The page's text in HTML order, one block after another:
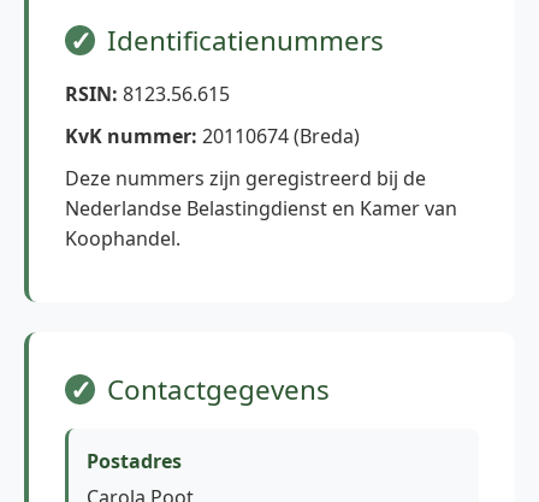
Identificatienummers
RSIN: 8123.56.615
KvK nummer: 20110674 (Breda)
Deze nummers zijn geregistreerd bij de
Nederlandse Belastingdienst en Kamer van
Koophandel.
Contactgegevens
Postadres